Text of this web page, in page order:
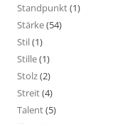
Standpunkt(1)
Stärke(54)
Stil(1)
Stille(1)
Stolz(2)
Streit(4)
Talent(5)